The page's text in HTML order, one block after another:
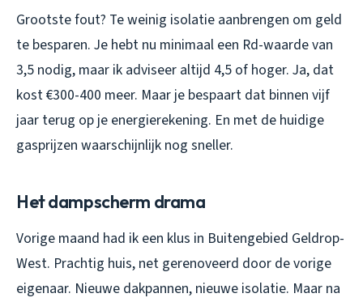
Grootste fout? Te weinig isolatie aanbrengen om geld
te besparen. Je hebt nu minimaal een Rd-waarde van
3,5 nodig, maar ik adviseer altijd 4,5 of hoger. Ja, dat
kost €300-400 meer. Maar je bespaart dat binnen vijf
jaar terug op je energierekening. En met de huidige
gasprijzen waarschijnlijk nog sneller.
Het dampscherm drama
Vorige maand had ik een klus in Buitengebied Geldrop-
West. Prachtig huis, net gerenoveerd door de vorige
eigenaar. Nieuwe dakpannen, nieuwe isolatie. Maar na